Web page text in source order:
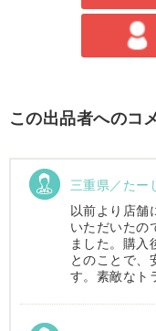
この出品者へのコ
三重県／たー
以前より店舗
いただいたの
ました。購入
とのことで、
す。素敵なト